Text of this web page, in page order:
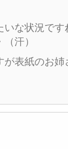
いな状況です
汗）
が表紙のお姉